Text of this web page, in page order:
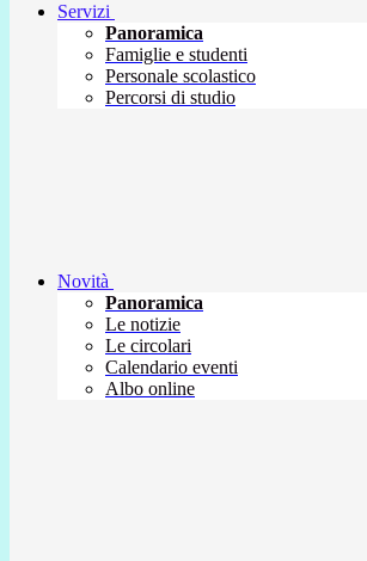
Servizi
Panoramica
Famiglie e studenti
Personale scolastico
Percorsi di studio
Novità
Panoramica
Le notizie
Le circolari
Calendario eventi
Albo online